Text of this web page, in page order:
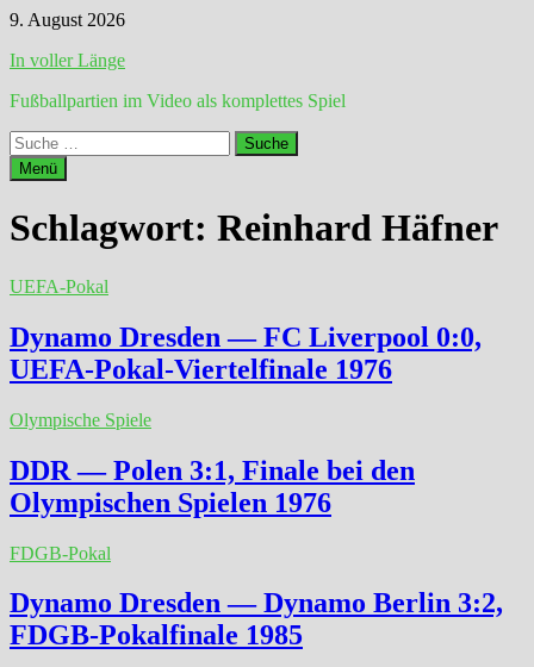
Zum
springen
9. August 2026
In voller Länge
Fußballpartien im Video als komplettes Spiel
Suche
nach:
Menü
Schlagwort: Reinhard Häfner
UEFA-Pokal
Dynamo Dresden — FC Liverpool 0:0,
UEFA-Pokal-Viertelfinale 1976
Olympische Spiele
DDR — Polen 3:1, Finale bei den
Olympischen Spielen 1976
FDGB-Pokal
Dynamo Dresden — Dynamo Berlin 3:2,
FDGB-Pokalfinale 1985